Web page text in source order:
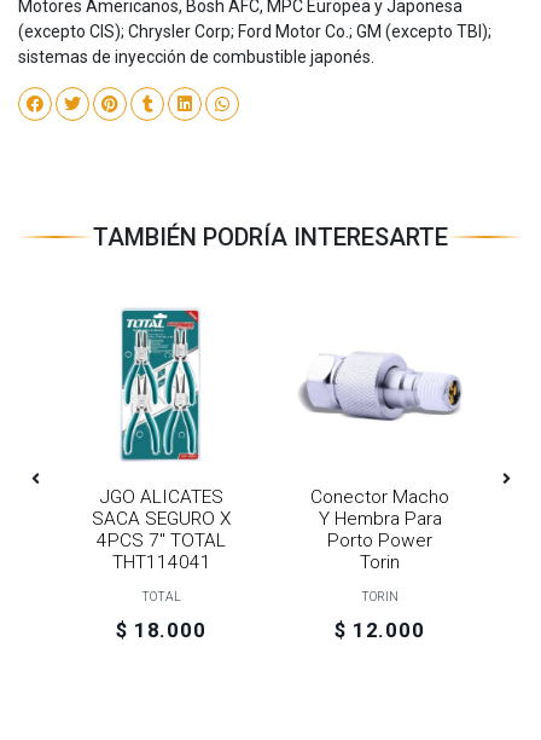
Motores Americanos, Bosh AFC, MPC Europea y Japonesa
(excepto CIS); Chrysler Corp; Ford Motor Co.; GM (excepto TBI);
sistemas de inyección de combustible japonés.
TAMBIÉN PODRÍA INTERESARTE
JGO ALICATES
SACA SEGURO X
4PCS 7" TOTAL
THT114041
TOTAL
$ 18.000
Conector Macho
Y Hembra Para
Porto Power
Torin
TORIN
$ 12.000